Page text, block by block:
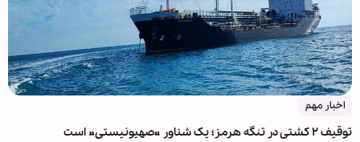
اخبار مهم
توقیف ۲ کشتی در تنگه هرمز؛ یک شناور «صهیونیستی» است